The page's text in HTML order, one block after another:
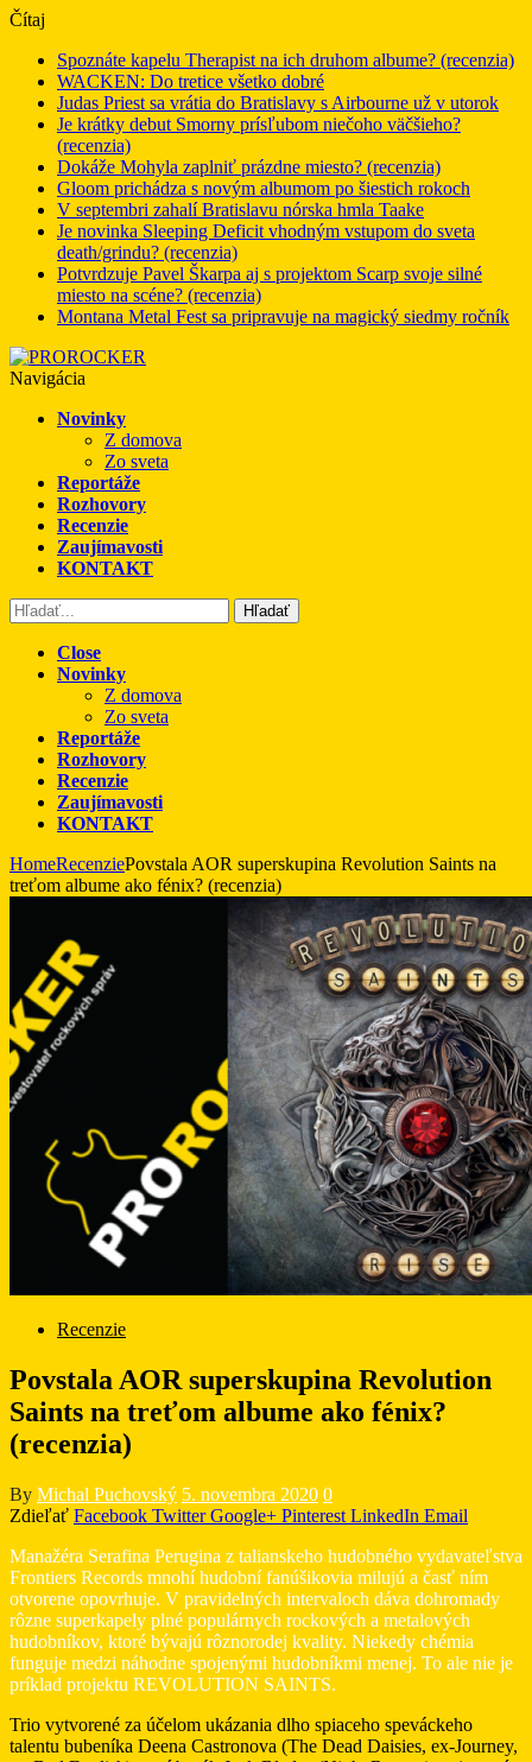
Čítaj
Spoznáte kapelu Therapist na ich druhom albume? (recenzia)
WACKEN: Do tretice všetko dobré
Judas Priest sa vrátia do Bratislavy s Airbourne už v utorok
Je krátky debut Smorny prísľubom niečoho väčšieho?
(recenzia)
Dokáže Mohyla zaplniť prázdne miesto? (recenzia)
Gloom prichádza s novým albumom po šiestich rokoch
V septembri zahalí Bratislavu nórska hmla Taake
Je novinka Sleeping Deficit vhodným vstupom do sveta
death/grindu? (recenzia)
Potvrdzuje Pavel Škarpa aj s projektom Scarp svoje silné
miesto na scéne? (recenzia)
Montana Metal Fest sa pripravuje na magický siedmy ročník
Navigácia
Novinky
Z domova
Zo sveta
Reportáže
Rozhovory
Recenzie
Zaujímavosti
KONTAKT
Hľadať
Close
Novinky
Z domova
Zo sveta
Reportáže
Rozhovory
Recenzie
Zaujímavosti
KONTAKT
HomeRecenziePovstala AOR superskupina Revolution Saints na
treťom albume ako fénix? (recenzia)
Recenzie
Povstala AOR superskupina Revolution
Saints na treťom albume ako fénix?
(recenzia)
By Michal Puchovský 5. novembra 2020 0
Zdieľať Facebook Twitter Google+ Pinterest LinkedIn Email
Manažéra Serafina Perugina z talianskeho hudobného vydavateľstva
Frontiers Records mnohí hudobní fanúšikovia milujú a časť ním
otvorene opovrhuje. V pravidelných intervaloch dáva dohromady
rôzne superkapely plné populárnych rockových a metalových
hudobníkov, ktoré bývajú rôznorodej kvality. Niekedy chémia
funguje medzi náhodne spojenými hudobníkmi menej. To ale nie je
príklad projektu REVOLUTION SAINTS.
Trio vytvorené za účelom ukázania dlho spiaceho speváckeho
talentu bubeníka Deena Castronova (The Dead Daisies, ex-Journey,